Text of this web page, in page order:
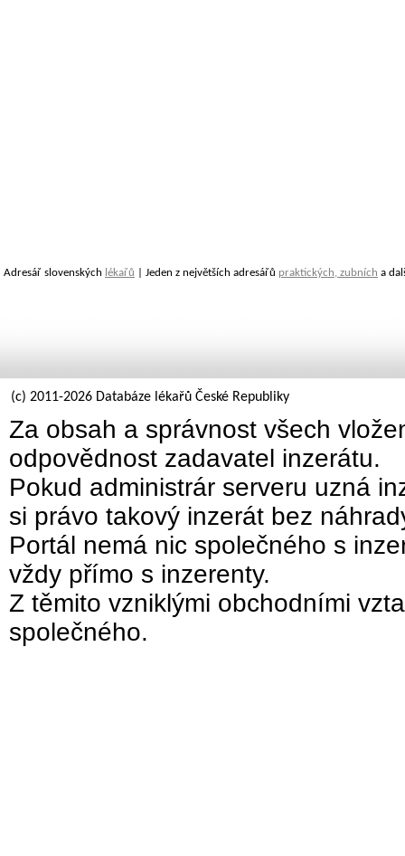
Adresář slovenských lékařů | Jeden z největších adresářů praktických, zubních a
(c) 2011-2026 Databáze lékařů České Republiky
Za obsah a správnost všech
odpovědnost zadavatel inzerátu.
Pokud administrár serveru uzná
si právo takový inzerát bez
Portál nemá nic společného s
vždy přímo s inzerenty.
Z těmito vzniklými obchodními
společného.